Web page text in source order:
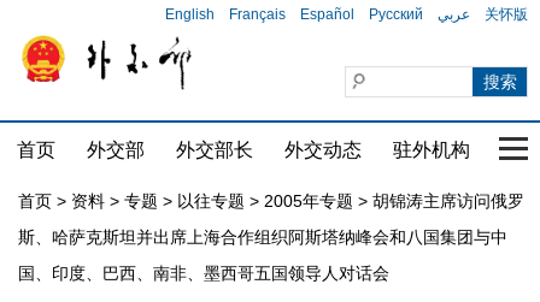
English Français Español Русский عربي 关怀版
首页 外交部 外交部长 外交动态 驻外机构 国
首页 > 资料 > 专题 > 以往专题 > 2005年专题 > 胡锦涛主席访问俄罗
斯、哈萨克斯坦并出席上海合作组织阿斯塔纳峰会和八国集团与中
国、印度、巴西、南非、墨西哥五国领导人对话会